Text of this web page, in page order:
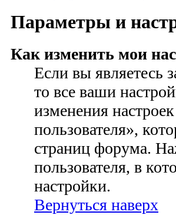
Параметры и
Как изменить мои
Если вы являетесь
то все ваши
изменения
пользователя»,
страниц форума.
пользователя, в
настройки.
Вернуться наверх